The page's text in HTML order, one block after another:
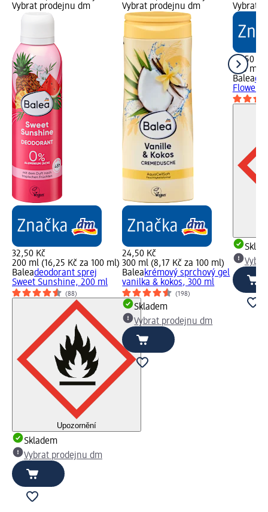
Vybrat prodejnu dm
32,50 Kč
200 ml (16,25 Kč za 100 ml)
Baleadeodorant sprej
Sweet Sunshine, 200 ml
(88)
Upozornění
Skladem
Vybrat prodejnu dm
Vybrat prodejnu dm
24,50 Kč
300 ml (8,17 Kč za 100 ml)
Baleakrémový sprchový gel
vanilka & kokos, 300 ml
(198)
Skladem
Vybrat prodejnu dm
Vybrat
32,50 Kč
200 ml
Balea
Flower,